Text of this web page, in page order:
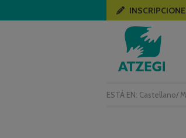
ESTÁ EN: Castellano/